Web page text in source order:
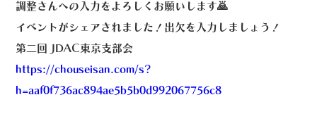
調整さんへの入力をよろしくお願いします🙇
イベントがシェアされました！出欠を入力しましょう！
第二回 JDAC東京支部会
https://chouseisan.com/s?
h=aaf0f736ac894ae5b5b0d992067756c8